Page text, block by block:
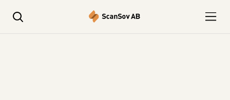
Öppna sök
Öppna menyn